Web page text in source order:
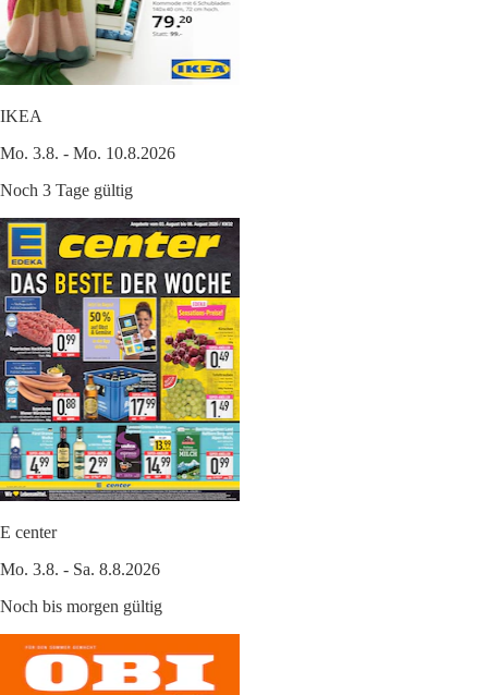
IKEA
Mo. 3.8. - Mo. 10.8.2026
Noch 3 Tage gültig
E center
Mo. 3.8. - Sa. 8.8.2026
Noch bis morgen gültig